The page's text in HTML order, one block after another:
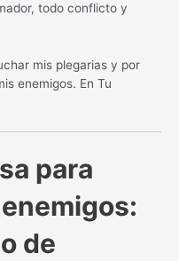
todo conflicto y
mis plegarias y por
enemigos. En Tu
para
de